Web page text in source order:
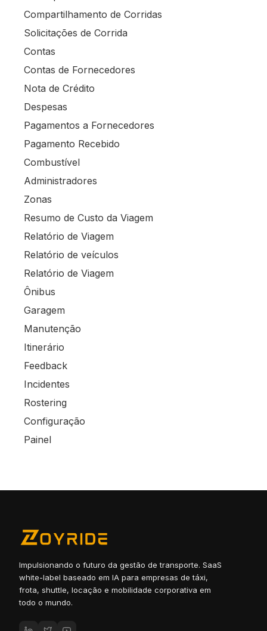
Compartilhamento de Corridas
Solicitações de Corrida
Contas
Contas de Fornecedores
Nota de Crédito
Despesas
Pagamentos a Fornecedores
Pagamento Recebido
Combustível
Administradores
Zonas
Resumo de Custo da Viagem
Relatório de Viagem
Relatório de veículos
Relatório de Viagem
Ônibus
Garagem
Manutenção
Itinerário
Feedback
Incidentes
Rostering
Configuração
Painel
Impulsionando o futuro da gestão de transporte. SaaS
white-label baseado em IA para empresas de táxi,
frota, shuttle, locação e mobilidade corporativa em
todo o mundo.